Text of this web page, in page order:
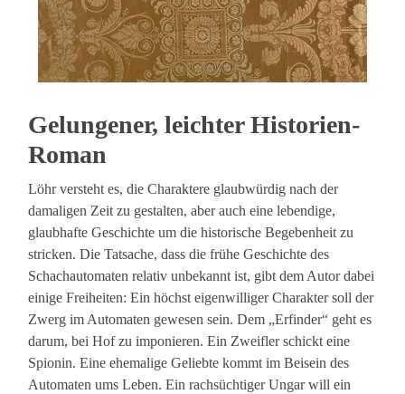
Gelungener, leichter Historien-
Roman
Löhr versteht es, die Charaktere glaubwürdig nach der
damaligen Zeit zu gestalten, aber auch eine lebendige,
glaubhafte Geschichte um die historische Begebenheit zu
stricken. Die Tatsache, dass die frühe Geschichte des
Schachautomaten relativ unbekannt ist, gibt dem Autor dabei
einige Freiheiten: Ein höchst eigenwilliger Charakter soll der
Zwerg im Automaten gewesen sein. Dem „Erfinder“ geht es
darum, bei Hof zu imponieren. Ein Zweifler schickt eine
Spionin. Eine ehemalige Geliebte kommt im Beisein des
Automaten ums Leben. Ein rachsüchtiger Ungar will ein